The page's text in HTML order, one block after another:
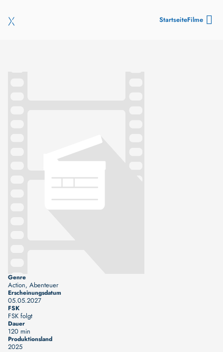
StartseiteFilme
Genre
Action, Abenteuer
Erscheinungsdatum
05.05.2027
FSK
FSK folgt
Dauer
120 min
Produktionsland
2025